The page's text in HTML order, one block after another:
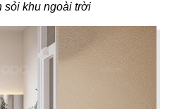
sỏi khu ngoài trời
64
A MÀ KITCHEN
Nhà hàng Hongkong